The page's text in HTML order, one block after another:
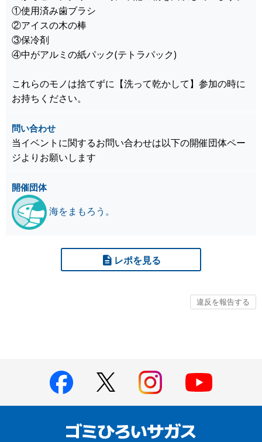
①使用済み歯ブラシ
②アイスの木の棒
③保冷剤
④中がアルミの紙パック(テトラパック)
これらのモノは捨てずに【洗って乾かして】参加の時に
お持ちください。
問い合わせ
当イベントに関するお問い合わせは以下の開催団体ペー
ジよりお願いします
開催団体
海をまもろう。
レポを見る